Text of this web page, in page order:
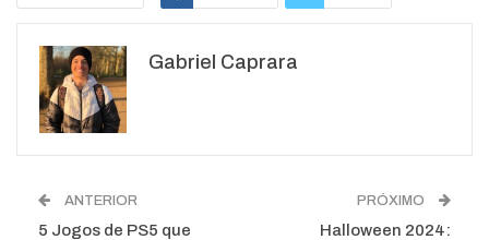
WhatsApp
Gabriel Caprara
ANTERIOR
5 Jogos de PS5 que
PRÓXIMO
Halloween 2024: